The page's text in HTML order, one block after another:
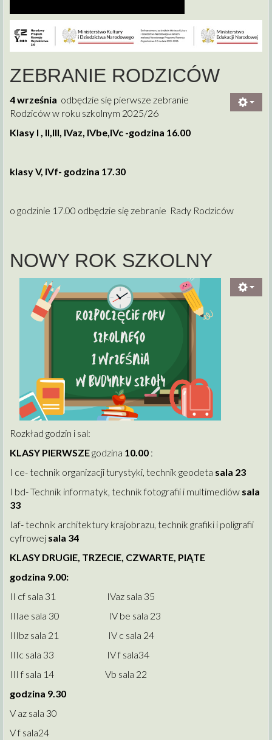
ZEBRANIE RODZICÓW
4 września odbędzie się pierwsze zebranie
Rodziców w roku szkolnym 2025/26
Klasy I , II,III, IVaz, IVbe,IVc -godzina 16.00
klasy V, IVf- godzina 17.30
o godzinie 17.00 odbędzie się zebranie Rady Rodziców
NOWY ROK SZKOLNY
Rozkład godzin i sal:
KLASY PIERWSZEgodzina 10.00 :
I ce- technik organizacji turystyki, technik geodeta sala 23
I bd- Technik informatyk, technik fotografii i multimediów sala
33
Iaf- technik architektury krajobrazu, technik grafiki i poligrafii
cyfrowej sala 34
KLASY DRUGIE, TRZECIE, CZWARTE, PIĄTE
godzina 9.00:
II cf sala 31 IVaz sala 35
IIIae sala 30 IV be sala 23
IIIbz sala 21 IV c sala 24
IIIc sala 33 IV f sala34
III f sala 14 Vb sala 22
godzina 9.30
V az sala 30
V f sala24